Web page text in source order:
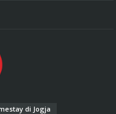
di Jogja